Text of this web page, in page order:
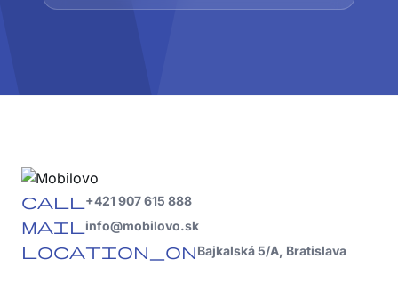
call +421 907 615 888
mail info@mobilovo.sk
location_onBajkalská 5/A, Bratislava